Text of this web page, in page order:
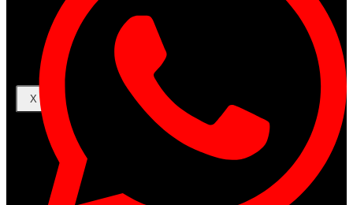
Iniciar Sesion
Registro
Restablecer la contraseña
X